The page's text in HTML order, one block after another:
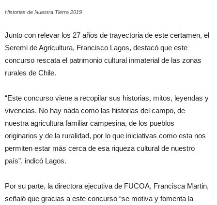
Historias de Nuestra Tierra 2019
Junto con relevar los 27 años de trayectoria de este certamen, el
Seremi de Agricultura, Francisco Lagos, destacó que este
concurso rescata el patrimonio cultural inmaterial de las zonas
rurales de Chile.
“Este concurso viene a recopilar sus historias, mitos, leyendas y
vivencias. No hay nada como las historias del campo, de
nuestra agricultura familiar campesina, de los pueblos
originarios y de la ruralidad, por lo que iniciativas como esta nos
permiten estar más cerca de esa riqueza cultural de nuestro
país”, indicó Lagos.
Por su parte, la directora ejecutiva de FUCOA, Francisca Martin,
señaló que gracias a este concurso “se motiva y fomenta la